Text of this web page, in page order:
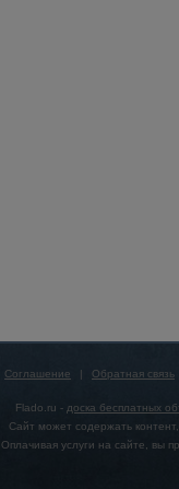
Соглашение | Обратная связь
Flado.ru - доска бесплатных
Сайт может содержать
Оплачивая услуги на сайте, вы